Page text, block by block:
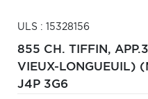
ULS : 15328156
855 CH. TIFFIN,
VIEUX-LONGUEUIL)
J4P 3G6